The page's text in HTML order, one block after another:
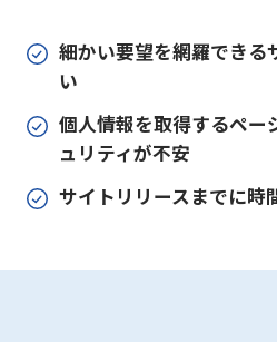
細かい要望を網羅できる
い
個人情報を取得するペー
ュリティが不安
サイトリリースまでに時